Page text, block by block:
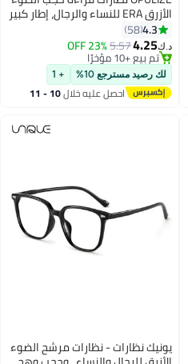
الأزرق ERA للنساء والرجال، إطار كبير
نظارات كمبيوتر مضادة للتوهج،
شفافة +2.00 (عبوة من 1)
4.3
58
د.ك‏4.25
5.57
23% OFF
تم بيع +10 مؤخرًا
تم بيع +10 مؤخرًا
لك رصيد مسترجع 10% + 1
احصل عليه خلال 10 - 11
يونيك نظارات - نظارات مرشح الضوء